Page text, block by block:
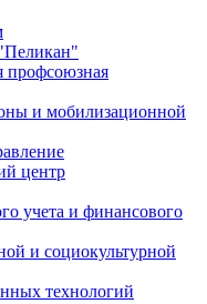
профсоюзная
и мобилизационной
центр
учета и финансового
и социокультурной
технологий